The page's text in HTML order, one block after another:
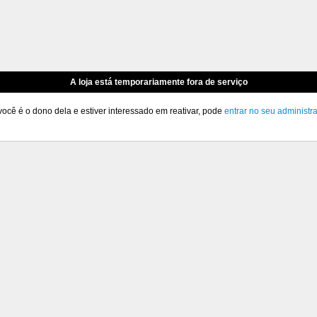
A loja está temporariamente fora de serviço
é o dono dela e estiver interessado em reativar, pode entrar no seu